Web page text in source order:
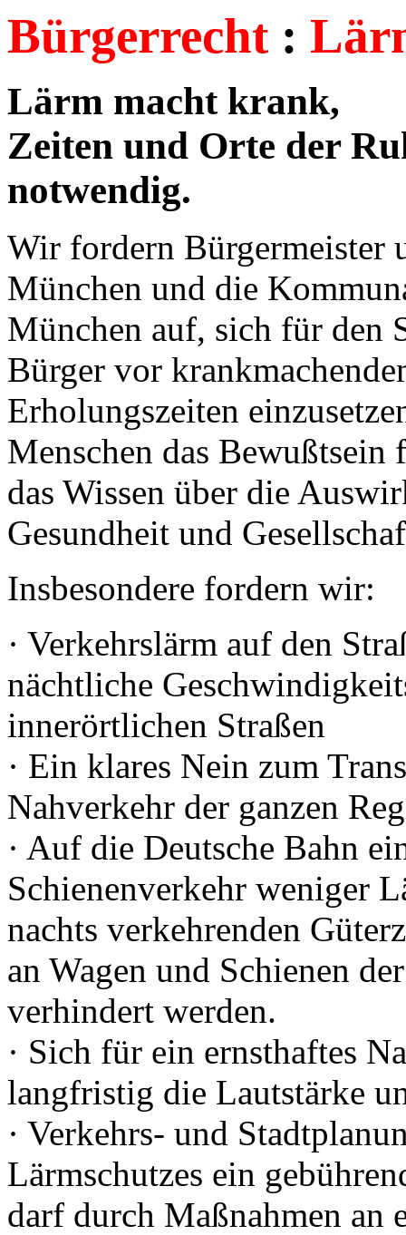
Bürgerrecht :
Lärm macht krank,
Zeiten und Orte der
notwendig.
Wir fordern Bürgermeister
München und die
München auf, sich für den
Bürger vor
Erholungszeiten
Menschen das
das Wissen über die
Gesundheit und
Insbesondere fordern wir:
· Verkehrslärm auf den
nächtliche
innerörtlichen Straßen
· Ein klares Nein zum
Nahverkehr der ganzen
· Auf die Deutsche Bahn
Schienenverkehr weniger
nachts verkehrenden
an Wagen und Schienen
verhindert werden.
· Sich für ein ernsthaftes
langfristig die Lautstärke
· Verkehrs- und
Lärmschutzes ein
darf durch Maßnahmen an